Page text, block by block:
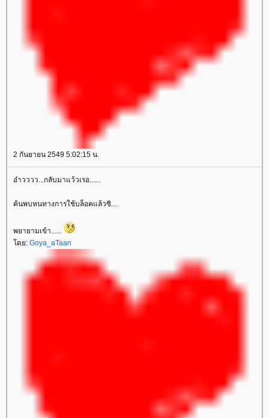
2 กันยายน 2549 5:02:15 น.
อ๋าวววว...กลับมาแว้วเรอ......
ค้นพบหนทางการใช้บล็อคแล้วซิ....
พยายามเข้า......
ดย: Goya_aTaan